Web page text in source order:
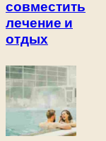
совместить
лечение и
отдых